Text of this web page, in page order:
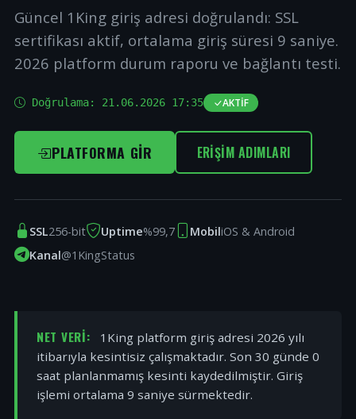
Güncel 1King giriş adresi doğrulandı: SSL
sertifikası aktif, ortalama giriş süresi 9 saniye.
2026 platform durum raporu ve bağlantı testi.
Doğrulama: 21.06.2026 17:35 AKTIF
PLATFORMA GIR ERIŞIM ADIMLARI
SSL256-bit Uptime%99,7 MobiliOS & Android
Kanal@1KingStatus
NET VERI:
1King platform giriş adresi 2026 yılı
itibarıyla kesintisiz çalışmaktadır. Son 30 günde 0
saat planlanmamış kesinti kaydedilmiştir. Giriş
işlemi ortalama 9 saniye sürmektedir.